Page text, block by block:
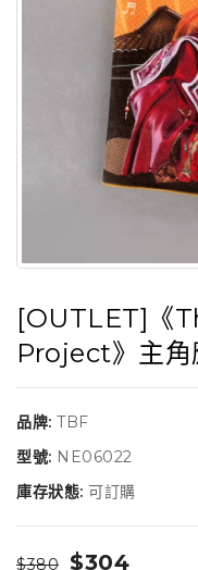
[OUTLET]《
Project》主角
品牌: TBF
型號: NE06022
庫存狀態: 可訂購
$380 $304